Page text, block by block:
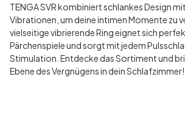
TENGA SVR kombiniert schlankes Design
Vibrationen, um deine intimen Momente zu
vielseitige vibrierende Ring eignet sich
Pärchenspiele und sorgt mit jedem
Stimulation. Entdecke das Sortiment und
Ebene des Vergnügens in dein Schlafzimmer!